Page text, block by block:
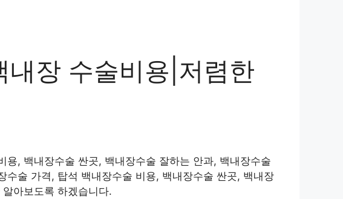
장 수술비용|저렴한
, 백내장수술 싼곳, 백내장수술 잘하는 안과, 백내장수술
술 가격, 탑석 백내장수술 비용, 백내장수술 싼곳, 백내장
아보도록 하겠습니다.